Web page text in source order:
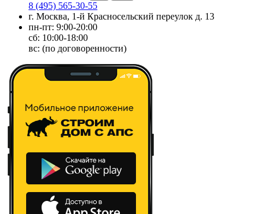
8 (495) 565-30-55
г. Москва, 1-й Красносельский переулок д. 13
пн-пт: 9:00-20:00
сб: 10:00-18:00
вс: (по договоренности)